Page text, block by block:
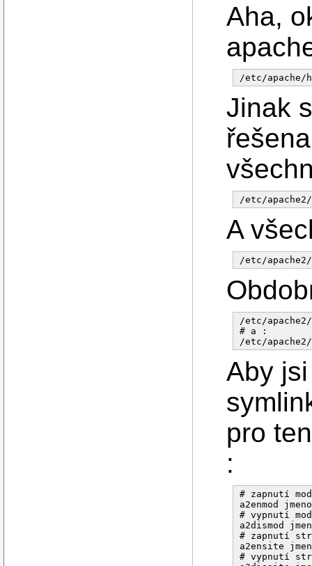
Aha,
Jinak
A
/etc/
# a :
Aby
pro
:
# zapnutí
a2enmod
# vypnutí
a2dismod
# zapnutí
a2ensite
# vypnutí